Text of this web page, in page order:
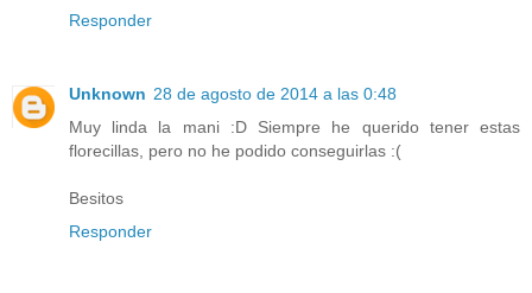
Responder
Unknown 28 de agosto de 2014 a las 0:48
Muy linda la mani :D Siempre he querido tener estas
florecillas, pero no he podido conseguirlas :(
Besitos
Responder